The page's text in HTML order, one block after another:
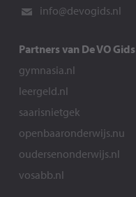
info@devogids.nl
Partners van De VO Gids
gymnasia.nl
leergeld.nl
saarisnietgek
openbaaronderwijs.nu
oudersenonderwijs.nl
vosabb.nl